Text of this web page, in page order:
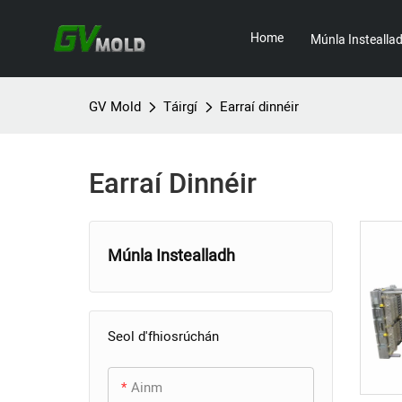
Home Múnla
GV Mold Táirgí Earraí dinnéir
Earraí Dinnéir
Múnla Instealladh
+ Múnla Fearais Baile
Múnla teilifíse
Múnla Leictreonaic
Tomhaltóra
Seol d'fhiosrúchán
Ainm